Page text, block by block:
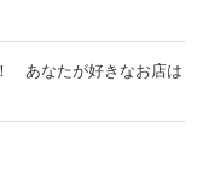
あなたが好きなお店は